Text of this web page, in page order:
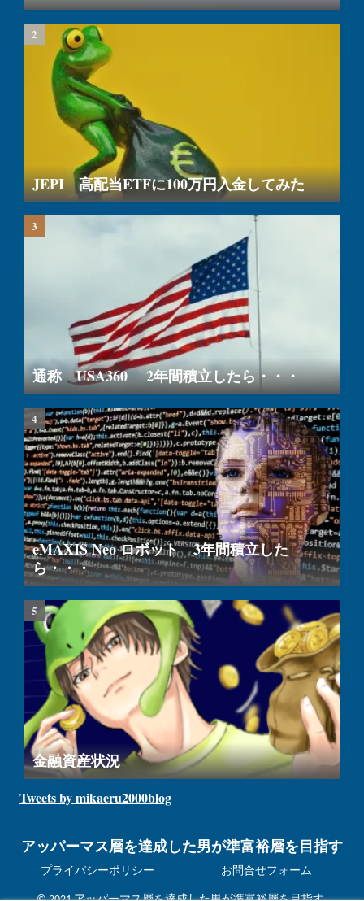
JEPI 高配当ETFに100万円入金してみた
通称 USA360 2年間積立したら・・・
eMAXIS Neo ロボット 3年間積立した
ら・・・
金融資産状況
Tweets by mikaeru2000blog
アッパーマス層を達成した男が準富裕層を目指す
プライバシーポリシー お問合せフォーム